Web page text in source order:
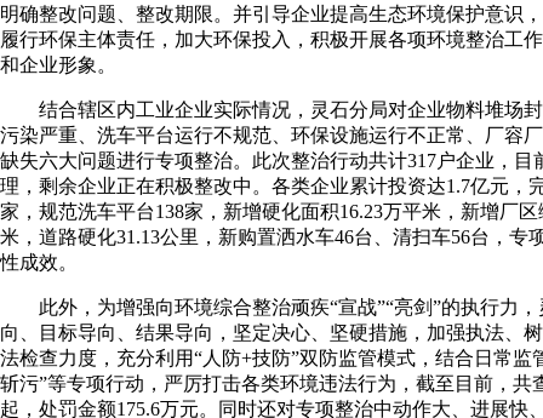
明确整改问题、整改期限。并引导企业提高生态环境保护意识
履行环保主体责任，加大环保投入，积极开展各项环境整治工
和企业形象。
结合辖区内工业企业实际情况，灵石分局对企业物料堆场
污染严重、洗车平台运行不规范、环保设施运行不正常、厂容
缺失六大问题进行专项整治。此次整治行动共计317户企业，目
理，剩余企业正在积极整改中。各类企业累计投资达1.7亿元，
家，规范洗车平台138家，新增硬化面积16.23万平米，新增厂
米，道路硬化31.13公里，新购置洒水车46台、清扫车56台，专
性成效。
此外，为增强向环境综合整治顽疾“宣战”“亮剑”的执行力，
向、目标导向、结果导向，坚定决心、坚硬措施，加强执法、
法检查力度，充分利用“人防+技防”双防监管模式，结合日常监
斩污”等专项行动，严厉打击各类环境违法行为，截至目前，共
起，处罚金额175.6万元。同时还对专项整治中动作大、进展快